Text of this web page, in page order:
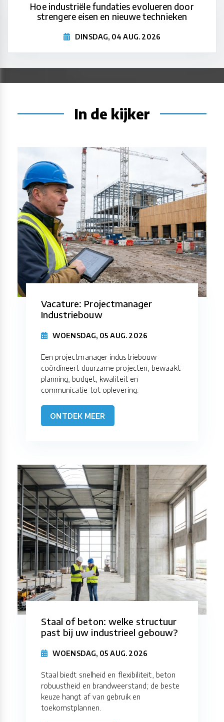
Hoe industriële fundaties evolueren door
strengere eisen en nieuwe technieken
DINSDAG, 04 AUG. 2026
In de kijker
Vacature: Projectmanager
Industriebouw
WOENSDAG, 05 AUG. 2026
Een projectmanager industriebouw
coördineert duurzame projecten, bewaakt
planning, budget, kwaliteit en
communicatie tot oplevering.
ONTDEK MEER
Staal of beton: welke structuur
past bij uw industrieel gebouw?
WOENSDAG, 05 AUG. 2026
Staal biedt snelheid en flexibiliteit, beton
robuustheid en brandweerstand; de beste
keuze hangt af van gebruik en
toekomstplannen.